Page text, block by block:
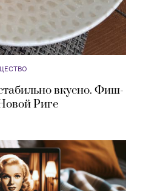
вкусно. Фиш-
Риге